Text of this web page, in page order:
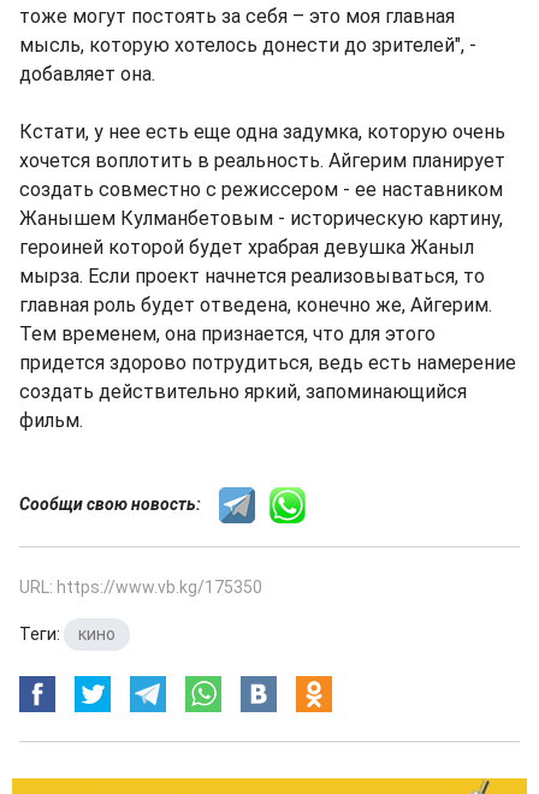
тоже могут постоять за себя – это моя главная
мысль, которую хотелось донести до зрителей", -
добавляет она.
Кстати, у нее есть еще одна задумка, которую очень
хочется воплотить в реальность. Айгерим планирует
создать совместно с режиссером - ее наставником
Жанышем Кулманбетовым - историческую картину,
героиней которой будет храбрая девушка Жаныл
мырза. Если проект начнется реализовываться, то
главная роль будет отведена, конечно же, Айгерим.
Тем временем, она признается, что для этого
придется здорово потрудиться, ведь есть намерение
создать действительно яркий, запоминающийся
фильм.
Сообщи свою новость:
URL: https://www.vb.kg/175350
Теги: кино